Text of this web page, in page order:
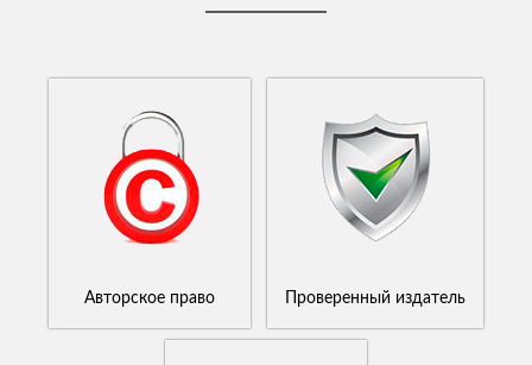
Авторское право Проверенный издатель